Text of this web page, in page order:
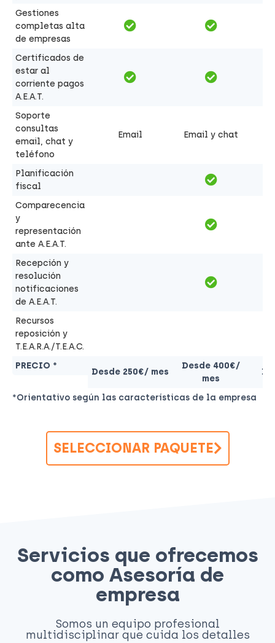
PRECIO *
Desde 250€/ mes
Desde 400€/
mes
Gestiones
completas alta
de empresas
Certificados de
estar al
corriente pagos
A.E.A.T.
Soporte
consultas
email, chat y
teléfono
Email Email y chat
Planificación
fiscal
Comparecencia
y
representación
ante A.E.A.T.
Recepción y
resolución
notificaciones
de A.E.A.T.
Recursos
reposición y
T.E.A.R.A./T.E.A.C.
*Orientativo según las características de la empresa
SELECCIONAR PAQUETE
Servicios que ofrecemos
como Asesoría de
empresa
Somos un equipo profesional
multidisciplinar que cuida los detalles